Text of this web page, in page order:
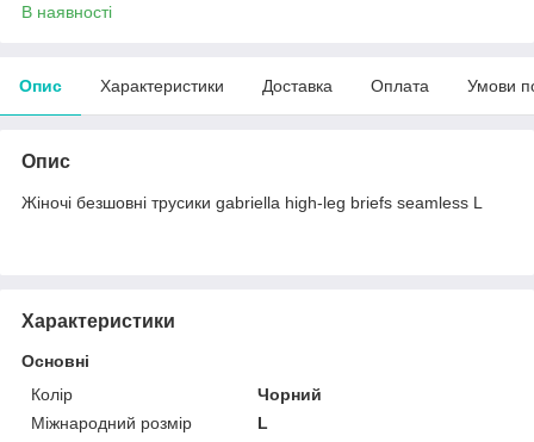
В наявності
Опис Характеристики Доставка Оплата Умови
Опис
Жіночі безшовні трусики gabriella high-leg briefs seamless L
Характеристики
Основні
Колір
Чорний
Міжнародний розмір
L